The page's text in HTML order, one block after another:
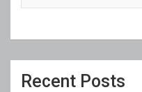
Recent Posts